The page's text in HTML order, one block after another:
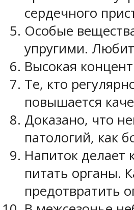
сердечного
Особые
упругими.
Высокая
Те, кто
повышается
Доказано, что
патологий, как
Напиток делает
питать органы.
предотвратить